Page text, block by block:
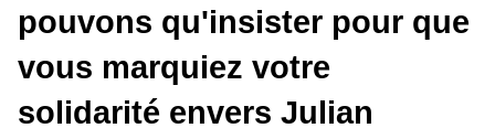
pouvons qu'insister pour que
vous marquiez votre
solidarité envers Julian